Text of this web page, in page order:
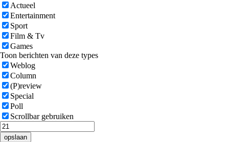
Actueel
Entertainment
Sport
Film & Tv
Games
Toon berichten van deze types
Weblog
Column
(P)review
Special
Poll
Scrollbar gebruiken
opslaan